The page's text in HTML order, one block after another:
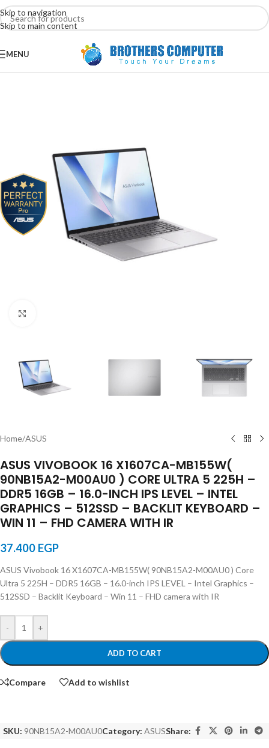
Skip to navigation
Skip to main content
MENU
Home/ASUS
ASUS VIVOBOOK 16 X1607CA-MB155W(
90NB15A2-M00AU0 ) CORE ULTRA 5 225H –
DDR5 16GB – 16.0-INCH IPS LEVEL – INTEL
GRAPHICS – 512SSD – BACKLIT KEYBOARD –
WIN 11 – FHD CAMERA WITH IR
37.400 EGP
ASUS Vivobook 16 X1607CA-MB155W( 90NB15A2-M00AU0 ) Core
Ultra 5 225H – DDR5 16GB – 16.0-inch IPS LEVEL – Intel Graphics –
512SSD – Backlit Keyboard – Win 11 – FHD camera with IR
- +
ADD TO CART
Compare Add to wishlist
SKU: 90NB15A2-M00AU0Category: ASUSShare: